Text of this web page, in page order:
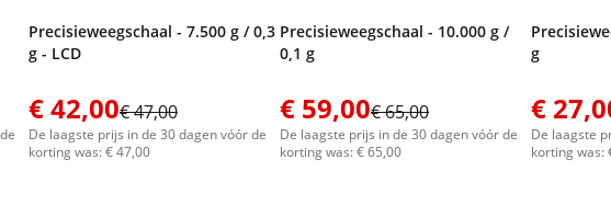
Precisieweegschaal - 7.500 g / 0,3
g - LCD
€ 42,00€ 47,00
De laagste prijs in de 30 dagen vóór de
korting was: € 47,00
Precisieweegschaal - 10.000 g /
0,1 g
€ 59,00€ 65,00
De laagste prijs in de 30 dagen vóór de
korting was: € 65,00
g
€
De laagste
korting was: